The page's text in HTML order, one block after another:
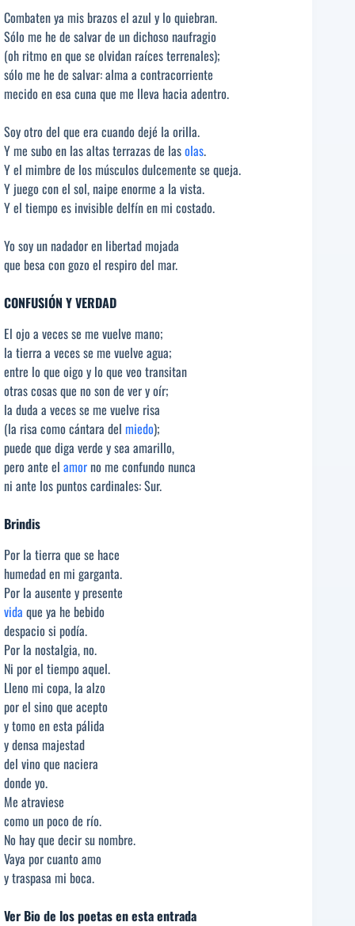
Combaten ya mis brazos el azul y lo quiebran.
Sólo me he de salvar de un dichoso naufragio
(oh ritmo en que se olvidan raíces terrenales);
sólo me he de salvar: alma a contracorriente
mecido en esa cuna que me lleva hacia adentro.
Soy otro del que era cuando dejé la orilla.
Y me subo en las altas terrazas de lasolas.
Y el mimbre de los músculos dulcemente se queja.
Y juego con el sol, naipe enorme a la vista.
Y el tiempo es invisible delfín en mi costado.
Yo soy un nadador en libertad mojada
que besa con gozo el respiro del mar.
CONFUSIÓN Y VERDAD
El ojo a veces se me vuelve mano;
la tierra a veces se me vuelve agua;
entre lo que oigo y lo que veo transitan
otras cosas que no son de ver y oír;
la duda a veces se me vuelve risa
(la risa como cántara del miedo);
puede que diga verde y sea amarillo,
pero ante el amorno me confundo nunca
ni ante los puntos cardinales: Sur.
Brindis
Por la tierra que se hace
humedad en mi garganta.
Por la ausente y presente
vida que ya he bebido
despacio si podía.
Por la nostalgia, no.
Ni por el tiempo aquel.
Lleno mi copa, la alzo
por el sino que acepto
y tomo en esta pálida
y densa majestad
del vino que naciera
donde yo.
Me atraviese
como un poco de río.
No hay que decir su nombre.
Vaya por cuanto amo
y traspasa mi boca.
Ver Bio de los poetas en esta entrada